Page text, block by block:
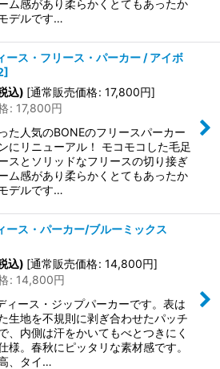
ム感があり柔らかくとてもあったか
デルです…
ース・フリース・パーカー / アイボ
]
込) [通常販売価格: 17,800円]
: 17,800円
た人気のBONEのフリースパーカー
にリニューアル！ モコモコした毛足
スとソリッドなフリースの切り接ぎ
ム感があり柔らかくとてもあったか
デルです…
ース・パーカー/ブルーミックス
込) [通常販売価格: 14,800円]
: 14,800円
ィース・ジップパーカーです。表は
生地を不規則に剥ぎ合わせたパッチ
、内側は汗をかいてもべとつきにく
様。春秋にピッタリな素材感です。
、タイ…